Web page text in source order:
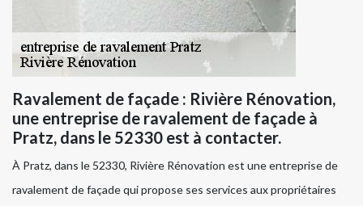
Ravalement de façade : Rivière Rénovation,
une entreprise de ravalement de façade à
Pratz, dans le 52330 est à contacter.
À Pratz, dans le 52330, Rivière Rénovation est une entreprise de
ravalement de façade qui propose ses services aux propriétaires